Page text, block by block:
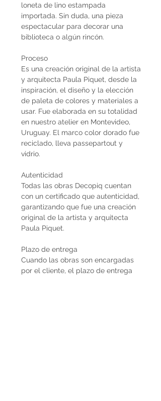
loneta de lino estampada
importada. Sin duda, una pieza
espectacular para decorar una
biblioteca o algún rincón.
Proceso
Es una creación original de la artista
y arquitecta Paula Piquet, desde la
inspiración, el diseño y la elección
de paleta de colores y materiales a
usar. Fue elaborada en su totalidad
en nuestro atelier en Montevideo,
Uruguay. El marco color dorado fue
reciclado, lleva passepartout y
vidrio.
Autenticidad
Todas las obras Decopiq cuentan
con un certificado que autenticidad,
garantizando que fue una creación
original de la artista y arquitecta
Paula Piquet.
Plazo de entrega
Cuando las obras son encargadas
por el cliente, el plazo de entrega